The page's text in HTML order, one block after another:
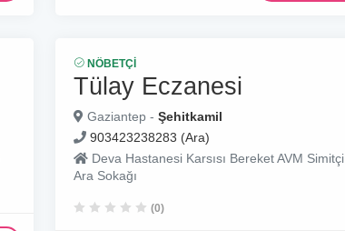
NÖBETÇI
Tülay Eczanesi
Gaziantep - Şehitkamil
903423238283 (Ara)
Deva Hastanesi Karsısı Bereket AVM Simitçi
Ara Sokağı
(0)